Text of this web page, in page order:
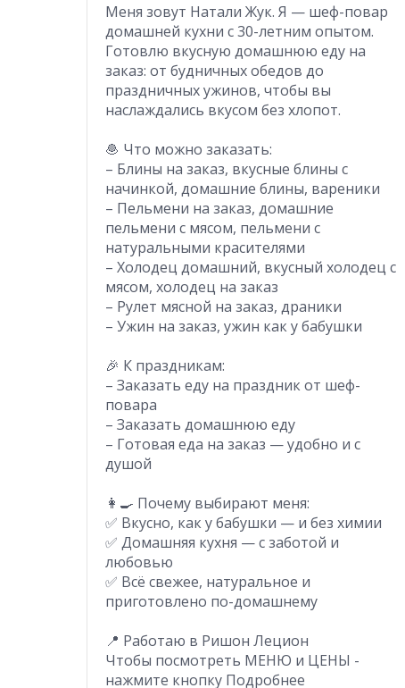
Меня зовут Натали Жук. Я — шеф-повар
домашней кухни с 30-летним опытом.
Готовлю вкусную домашнюю еду на
заказ: от будничных обедов до
праздничных ужинов, чтобы вы
наслаждались вкусом без хлопот.
🧆 Что можно заказать:
– Блины на заказ, вкусные блины с
начинкой, домашние блины, вареники
– Пельмени на заказ, домашние
пельмени с мясом, пельмени с
натуральными красителями
– Холодец домашний, вкусный холодец с
мясом, холодец на заказ
– Рулет мясной на заказ, драники
– Ужин на заказ, ужин как у бабушки
🎉 К праздникам:
– Заказать еду на праздник от шеф-
повара
– Заказать домашнюю еду
– Готовая еда на заказ — удобно и с
душой
👩‍🍳 Почему выбирают меня:
✅ Вкусно, как у бабушки — и без химии
✅ Домашняя кухня — с заботой и
любовью
✅ Всё свежее, натуральное и
приготовлено по-домашнему
📍 Работаю в Ришон Лецион
Чтобы посмотреть МЕНЮ и ЦЕНЫ -
нажмите кнопку Подробнее